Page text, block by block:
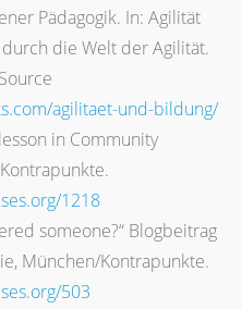
Pädagogik. In: Agilität
die Welt der Agilität.
agilitaet-und-bildung/
in Community
1218
someone?“ Blogbeitrag
München/Kontrapunkte.
503